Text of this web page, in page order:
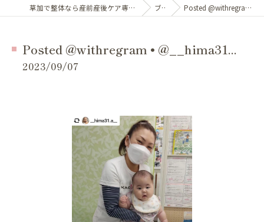
草加で整体なら産前産後ケア専門 かおりビューティサロン ブログ Posted @withregram • @__hima31...
Posted @withregram • @__hima31...
2023/09/07